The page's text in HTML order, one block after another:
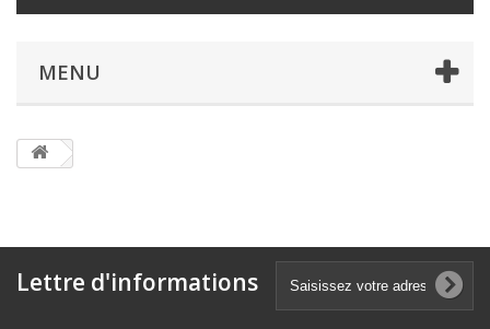
MENU
Lettre d'informations